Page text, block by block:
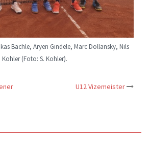
Bächle, Aryen Gindele, Marc Dollansky, Nils
Kohler (Foto: S. Kohler).
U12 Vizemeister